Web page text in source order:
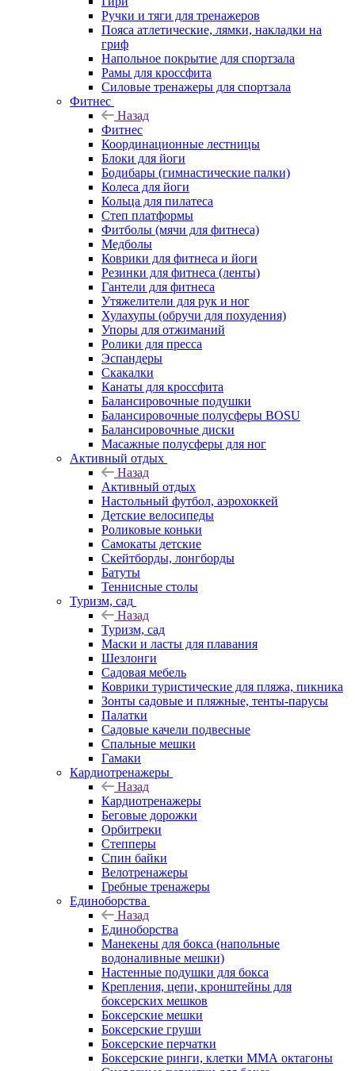
Ручки и тяги для тренажеров
Пояса атлетические, лямки, накладки на
гриф
Напольное покрытие для спортзала
Рамы для кроссфита
Силовые тренажеры для спортзала
Фитнес
Назад
Фитнес
Координационные лестницы
Блоки для йоги
Бодибары (гимнастические палки)
Колеса для йоги
Кольца для пилатеса
Степ платформы
Фитболы (мячи для фитнеса)
Медболы
Коврики для фитнеса и йоги
Резинки для фитнеса (ленты)
Гантели для фитнеса
Утяжелители для рук и ног
Хулахупы (обручи для похудения)
Упоры для отжиманий
Ролики для пресса
Эспандеры
Скакалки
Канаты для кроссфита
Балансировочные подушки
Балансировочные полусферы BOSU
Балансировочные диски
Масажные полусферы для ног
Активный отдых
Назад
Активный отдых
Настольный футбол, аэрохоккей
Детские велосипеды
Роликовые коньки
Самокаты детские
Скейтборды, лонгборды
Батуты
Теннисные столы
Туризм, сад
Назад
Туризм, сад
Маски и ласты для плавания
Шезлонги
Садовая мебель
Коврики туристические для пляжа, пикника
Зонты садовые и пляжные, тенты-парусы
Палатки
Садовые качели подвесные
Спальные мешки
Гамаки
Кардиотренажеры
Назад
Кардиотренажеры
Беговые дорожки
Орбитреки
Степперы
Спин байки
Велотренажеры
Гребные тренажеры
Единоборства
Назад
Единоборства
Манекены для бокса (напольные
водоналивные мешки)
Настенные подушки для бокса
Крепления, цепи, кронштейны для
боксерских мешков
Боксерские мешки
Боксерские груши
Боксерские перчатки
Боксерские ринги, клетки ММА октагоны